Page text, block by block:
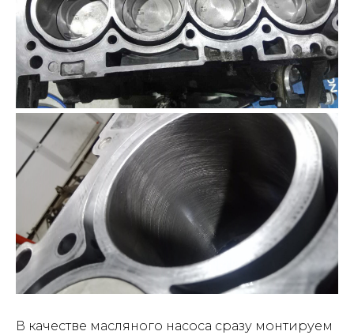
В качестве масляного насоса сразу монтируем